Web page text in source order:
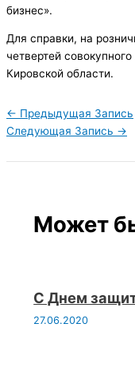
бизнес».
Для справки, на
четвертей
Кировской области.
← Предыдущая Запись
Следующая Запись →
Может
С Днем
27.06.2020